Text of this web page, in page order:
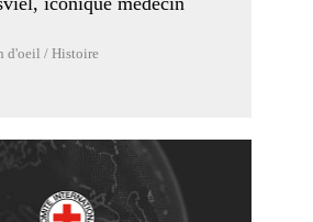
d'oeil / Histoire